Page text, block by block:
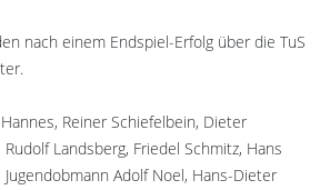
nach einem Endspiel-Erfolg über die TuS
Reiner Schiefelbein, Dieter
Landsberg, Friedel Schmitz, Hans
Adolf Noel, Hans-Dieter